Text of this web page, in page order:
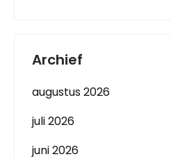
Archief
augustus 2026
juli 2026
juni 2026